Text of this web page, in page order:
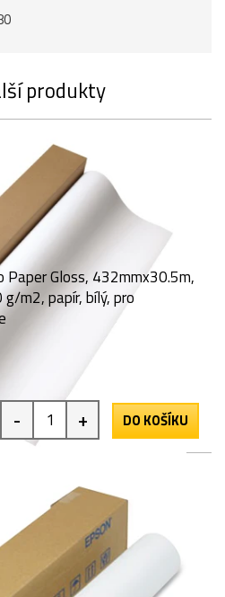
produkty
Gloss, 432mmx30.5m,
m2, papír, bílý, pro
- + DO KOŠÍKU